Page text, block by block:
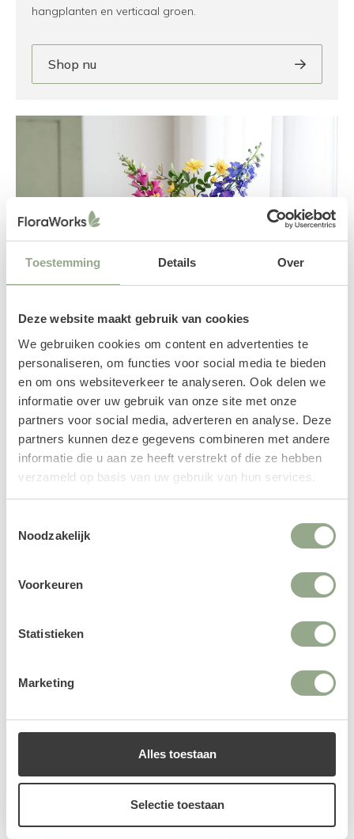
Toestemming Details Over
Deze website maakt gebruik van cookies
We gebruiken cookies om content en advertenties te
personaliseren, om functies voor social media te bieden
en om ons websiteverkeer te analyseren. Ook delen we
informatie over uw gebruik van onze site met onze
partners voor social media, adverteren en analyse. Deze
partners kunnen deze gegevens combineren met andere
informatie die u aan ze heeft verstrekt of die ze hebben
verzameld op basis van uw gebruik van hun services.
Noodzakelijk
Voorkeuren
Statistieken
Marketing
Alles toestaan
Selectie toestaan
hangplanten en verticaal groen.
Shop nu
Zijden bloemen
In onze collectie zijden bloemen vind je een uitgebreid